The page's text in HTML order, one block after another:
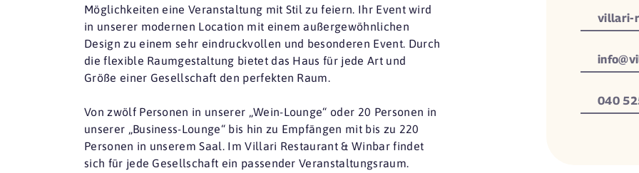
Möglichkeiten eine Veranstaltung mit Stil zu feiern. Ihr Event wird
in unserer modernen Location mit einem außergewöhnlichen
Design zu einem sehr eindruckvollen und besonderen Event. Durch
die flexible Raumgestaltung bietet das Haus für jede Art und
Größe einer Gesellschaft den perfekten Raum.
Von zwölf Personen in unserer „Wein-Lounge“ oder 20 Personen in
unserer „Business-Lounge“ bis hin zu Empfängen mit bis zu 220
Personen in unserem Saal. Im Villari Restaurant & Winbar findet
sich für jede Gesellschaft ein passender Veranstaltungsraum.
villari-
040